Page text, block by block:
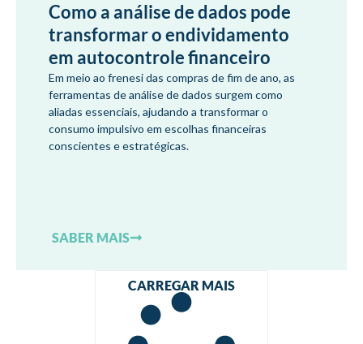
Como a análise de dados pode
transformar o endividamento
em autocontrole financeiro
Em meio ao frenesi das compras de fim de ano, as
ferramentas de análise de dados surgem como
aliadas essenciais, ajudando a transformar o
consumo impulsivo em escolhas financeiras
conscientes e estratégicas.
SABER MAIS
CARREGAR MAIS